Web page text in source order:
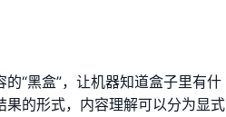
“黑盒”，让机器知道盒子里有什
的形式，内容理解可以分为显式